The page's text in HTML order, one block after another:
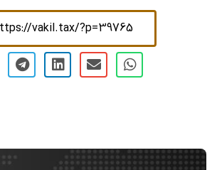
vakil.tax/?p=39765